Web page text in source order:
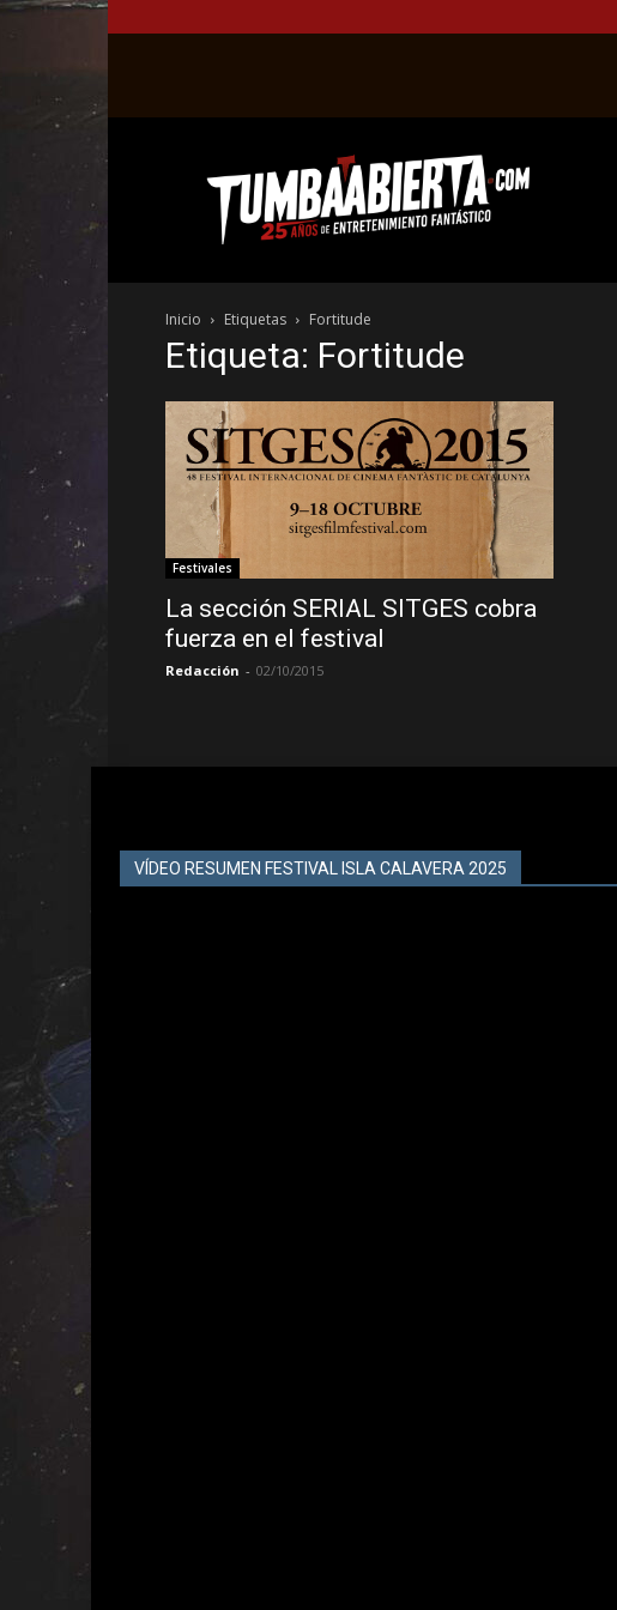
web
del
entretenimiento
el
género
fantástico.
Inicio Etiquetas Fortitude
Etiqueta: Fortitude
Festivales
La sección SERIAL SITGES cobra
fuerza en el festival
Redacción - 02/10/2015
VÍDEO RESUMEN FESTIVAL ISLA CALAVERA 2025